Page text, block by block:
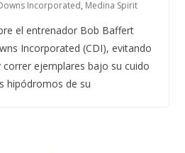
Incorporated, Medina Spirit
el entrenador Bob Baffert
Incorporated (CDI), evitando
correr ejemplares bajo su cuido
hipódromos de su